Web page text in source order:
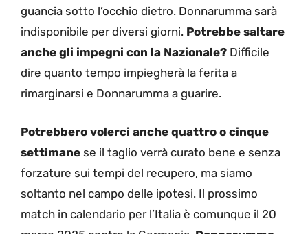
guancia sotto l’occhio dietro. Donnarumma sarà
indisponibile per diversi giorni. Potrebbe saltare
anche gli impegni con la Nazionale? Difficile
dire quanto tempo impiegherà la ferita a
rimarginarsi e Donnarumma a guarire.
Potrebbero volerci anche quattro o cinque
settimane se il taglio verrà curato bene e senza
forzature sui tempi del recupero, ma siamo
soltanto nel campo delle ipotesi. Il prossimo
match in calendario per l’Italia è comunque il 20